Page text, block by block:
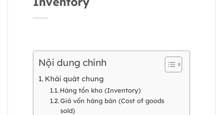
Nội dung chính
Khái quát chung
Hàng tồn kho (Inventory)
Giá vốn hàng bán (Cost of goods
sold)